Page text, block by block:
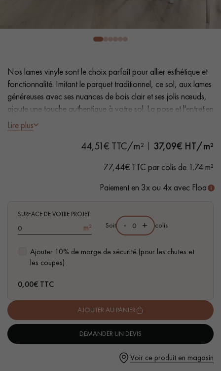
Nos conseillers sont disponibles au
0805 82 82 82
VOUS AVEZ UN PROJET ?
Nos experts sont à votre disposition pour vous guider pas à
pas dans le choix et la pose de votre parquet.
Un expert Décoplus Parquets vous appelle
Demandez un rendez-vous personnalisé
Nos lames vinyle sont le choix parfait pour allier esthétique et
fonctionnalité. Imitant le parquet traditionnel, ce sol, aux lames
généreuses avec ses nuances de bois clair et ses jolis nœuds,
ajoute une touche authentique à votre sol. La pose et l'entretien
faciles en font une solution pratique.
- Lames Largeur XXL 22,86 cm
- Adapté aux passages fréquents
Lire plus
44,51€ TTC/m² 37,09€ HT/m²
77,44€ TTC par colis de 1.74 m²
Paiement en 3x ou 4x avec Floa
SURFACE DE VOTRE PROJET
m²
Ajouter 10% de marge de sécurité (pour les chutes et
les coupes)
Soit - + colis
0,00€ TTC
AJOUTER AU PANIER
DEMANDER UN DEVIS
Voir ce produit en magasin